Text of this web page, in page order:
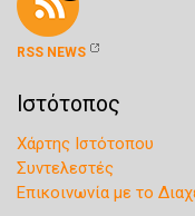
RSS NEWS
Ιστότοπος
Χάρτης Ιστότοπου
Συντελεστές
Επικοινωνία με το